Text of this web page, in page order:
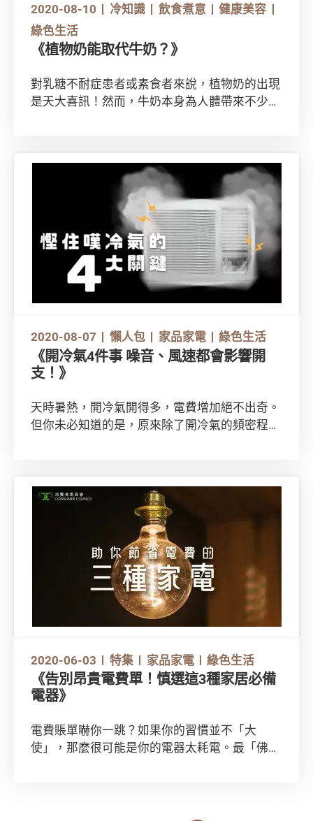
2020-08-10 冷知識 飲食煮意
健康美容
綠色生活
《植物奶能取代牛奶？》
對乳糖不耐症患者或素食者來說，植物奶的出現
是天大喜訊！然而，牛奶本身為人體帶來不少營
嗎？馬上好好認識植物奶吧！
2020-08-07 懶人包 家品家電 綠色生活
《開冷氣4件事 噪音、風速都會影響開
支！》
天時暑熱，開冷氣開得多，電費增加絕不出奇。
但你未必知道的是，原來除了開冷氣的頻密程度
2020-06-03 特集 家品家電 綠色生活
《告別昂貴電費單！慎選這3種家居必備
電器》
電費賬單嚇你一跳？如果你的習慣並不「大
使」，那麼很可能是你的電器太耗電。最「佛